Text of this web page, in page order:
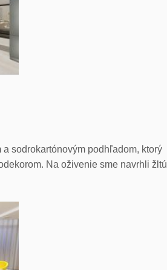
sodrokartónovým podhľadom, ktorý
Na oživenie sme navrhli žltú